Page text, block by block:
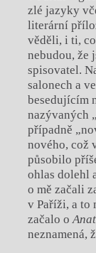
zlé jazyky
literární
věděli, i ti,
nebudou, že
spisovatel.
salonech a
besedujícím
nazývaných
případně
nového, což
působilo
ohlas dolehl
o mě začali
v Paříži, a to
začalo o
neznamená,